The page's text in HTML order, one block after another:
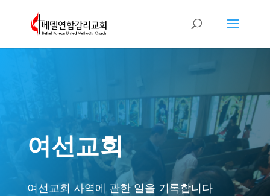
여선교회
여선교회 사역에 관한 일을 기록합니다